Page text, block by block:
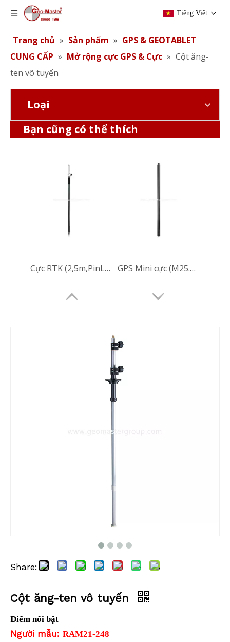
Tiếng Việt
Trang chủ » Sản phẩm » GPS & GEOTABLET
CUNG CẤP » Mở rộng cực GPS & Cực » Cột ăng-
ten vô tuyến
Loại
Bạn cũng có thể thích
Cực RTK (2,5m,PinLoc,10mm) GPS Mini cực (M25.600mm, BLK/SB)
GPS Mini cực (M25.200mm, BLK/SB)
Share:
Cột ăng-ten vô tuyến
Điểm nổi bật
Người mẫu: RAM21-248